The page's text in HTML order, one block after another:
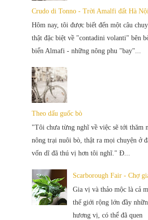
Crudo di Tonno - Trời Amalfi đất Hà Nội
Hôm nay, tôi được biết đến một câu
thật đặc biệt về "contadini volanti" bên
biển Almafi - những nông phu "bay"...
Theo dấu guốc bò
"Tôi chưa từng nghĩ về việc sẽ tới thăm
nông trại nuôi bò, thật ra mọi chuyện ở
vốn dĩ đã thú vị hơn tôi nghĩ." Đ...
Scarborough Fair - Chợ
Gia vị và thảo mộc là cả
thế giới rộng lớn đầy
hương vị, có thể đã quen